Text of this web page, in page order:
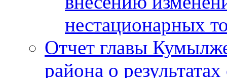
нестационарных
Отчет главы
района о